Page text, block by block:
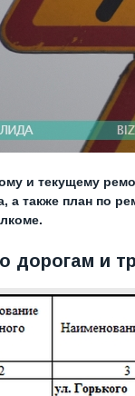
и текущему
а также план по
дорогам и